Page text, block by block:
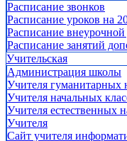
Расписание звонков
Расписание уроков на
Расписание внеурочной
Расписание занятий
Учительская
Администрация школы
Учителя гуманитарных
Учителя начальных
Учителя естественных
Учителя
Cайт учителя